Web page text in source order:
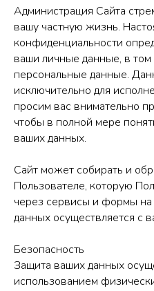
Администрация Сайта
вашу частную жизнь.
конфиденциальности
ваши личные данные, в том
персональные данные.
исключительно для
просим вас внимательно
чтобы в полной мере
ваших данных.
Сайт может собирать и
Пользователе, которую
через сервисы и формы
данных осуществляется с
Безопасность
Защита ваших данных
использованием